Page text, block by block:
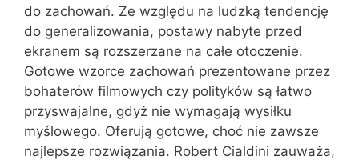
do zachowań. Ze względu na ludzką tendencję
do generalizowania, postawy nabyte przed
ekranem są rozszerzane na całe otoczenie.
Gotowe wzorce zachowań prezentowane przez
bohaterów filmowych czy polityków są łatwo
przyswajalne, gdyż nie wymagają wysiłku
myślowego. Oferują gotowe, choć nie zawsze
najlepsze rozwiązania. Robert Cialdini zauważa,